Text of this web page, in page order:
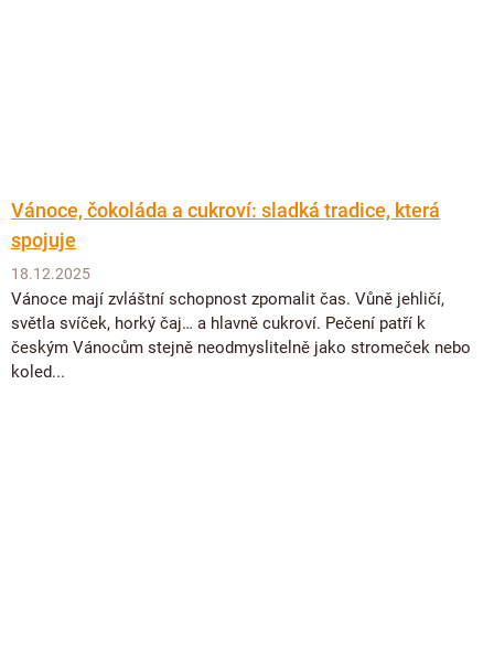
Vánoce, čokoláda a cukroví: sladká tradice, která
spojuje
18.12.2025
Vánoce mají zvláštní schopnost zpomalit čas. Vůně jehličí,
světla svíček, horký čaj… a hlavně cukroví. Pečení patří k
českým Vánocům stejně neodmyslitelně jako stromeček nebo
koled...